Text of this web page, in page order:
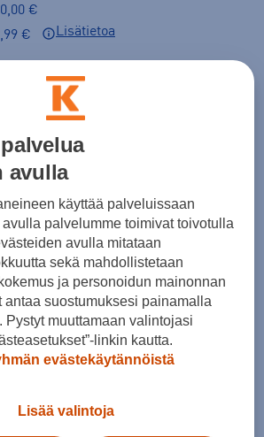
€
€
Lisätietoa
Lisää ostoskoriin
Myymälät:
avulla
käyttää palveluissaan
palvelumme toimivat toivotulla
avulla mitataan
sekä mahdollistetaan
ja personoidun mainonnan
antaa suostumuksesi painamalla
Pystyt muuttamaan valintojasi
linkin kautta.
evästekäytännöistä
Lisää valintoja